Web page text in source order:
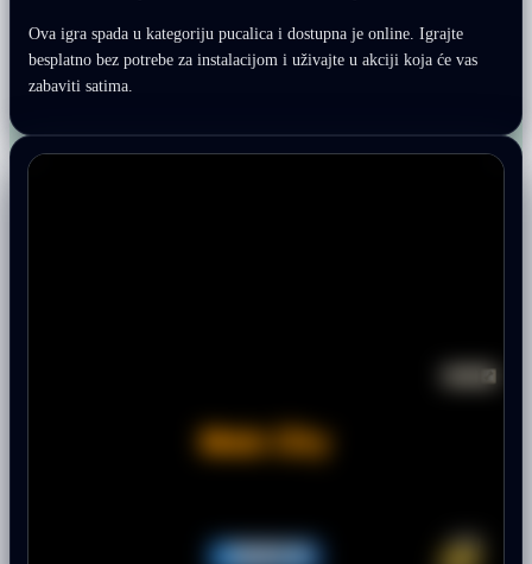
Ova igra spada u kategoriju pucalica i dostupna je online. Igrajte
besplatno bez potrebe za instalacijom i uživajte u akciji koja će vas
zabaviti satima.